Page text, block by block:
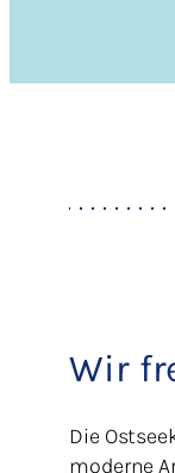
Wir
Die
moderne